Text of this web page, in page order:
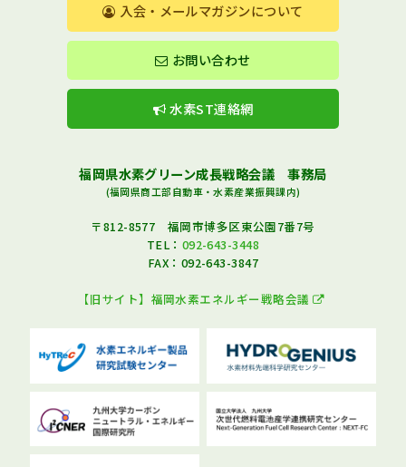
入会・メールマガジンについて
お問い合わせ
水素ST連絡網
福岡県水素グリーン成長戦略会議 事務局
(福岡県商工部自動車・水素産業振興課内)
〒812-8577 福岡市博多区東公園7番7号
TEL： 092-643-3448
FAX：092-643-3847
【旧サイト】福岡水素エネルギー戦略会議